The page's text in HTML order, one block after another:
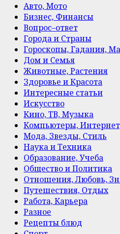
Авто, Мото
Бизнес, Финансы
Вопрос–ответ
Города и Страны
Гороскопы, Гадания,
Дом и Семья
Животные, Растения
Здоровье и Красота
Интересные статьи
Искусство
Кино, ТВ, Музыка
Компьютеры,
Мода, Звезды, Стиль
Наука и Техника
Образование, Учеба
Общество и Политика
Отношения, Любовь,
Путешествия, Отдых
Работа, Карьера
Разное
Рецепты блюд